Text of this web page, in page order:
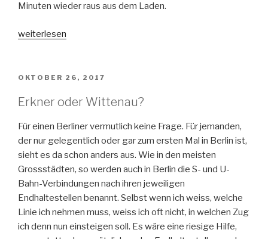
Minuten wieder raus aus dem Laden.
„Einkaufen
2017“
weiterlesen
VERÖFFENTLICHT
OKTOBER 26, 2017
Erkner oder Wittenau?
Für einen Berliner vermutlich keine Frage. Für jemanden,
der nur gelegentlich oder gar zum ersten Mal in Berlin ist,
sieht es da schon anders aus. Wie in den meisten
Grossstädten, so werden auch in Berlin die S- und U-
Bahn-Verbindungen nach ihren jeweiligen
Endhaltestellen benannt. Selbst wenn ich weiss, welche
Linie ich nehmen muss, weiss ich oft nicht, in welchen Zug
ich denn nun einsteigen soll. Es wäre eine riesige Hilfe,